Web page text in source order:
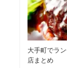
大手町でラ
店まとめ